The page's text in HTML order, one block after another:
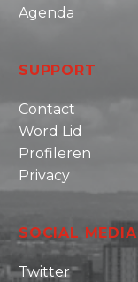
Agenda
SUPPORT
Contact
Word Lid
Profileren
Privacy
SOCIAL MEDIA
Twitter